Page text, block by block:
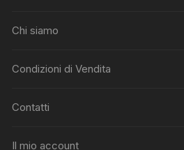
Chi siamo
Condizioni di Vendita
Contatti
Il mio account